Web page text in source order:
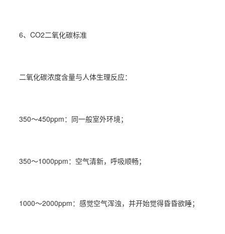
6、CO2二氧化碳标准
二氧化碳浓度含量与人体生理反应：
350～450ppm：同一般室外环境；
350～1000ppm：空气清新，呼吸顺畅；
1000～2000ppm：感觉空气浑浊，并开始觉得昏昏欲睡；